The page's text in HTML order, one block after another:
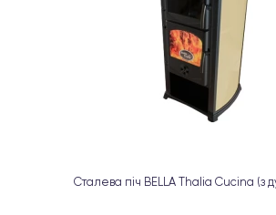
Сталева піч BELLA Thalia Cucina (з